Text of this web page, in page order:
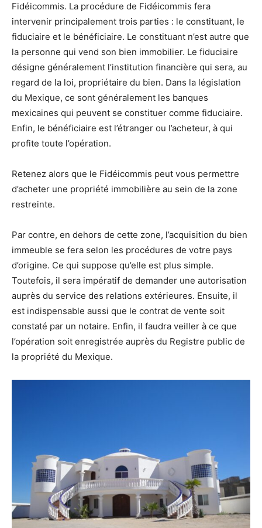
Fidéicommis. La procédure de Fidéicommis fera
intervenir principalement trois parties : le constituant, le
fiduciaire et le bénéficiaire. Le constituant n’est autre que
la personne qui vend son bien immobilier. Le fiduciaire
désigne généralement l’institution financière qui sera, au
regard de la loi, propriétaire du bien. Dans la législation
du Mexique, ce sont généralement les banques
mexicaines qui peuvent se constituer comme fiduciaire.
Enfin, le bénéficiaire est l’étranger ou l’acheteur, à qui
profite toute l’opération.
Retenez alors que le Fidéicommis peut vous permettre
d’acheter une propriété immobilière au sein de la zone
restreinte.
Par contre, en dehors de cette zone, l’acquisition du bien
immeuble se fera selon les procédures de votre pays
d’origine. Ce qui suppose qu’elle est plus simple.
Toutefois, il sera impératif de demander une autorisation
auprès du service des relations extérieures. Ensuite, il
est indispensable aussi que le contrat de vente soit
constaté par un notaire. Enfin, il faudra veiller à ce que
l’opération soit enregistrée auprès du Registre public de
la propriété du Mexique.